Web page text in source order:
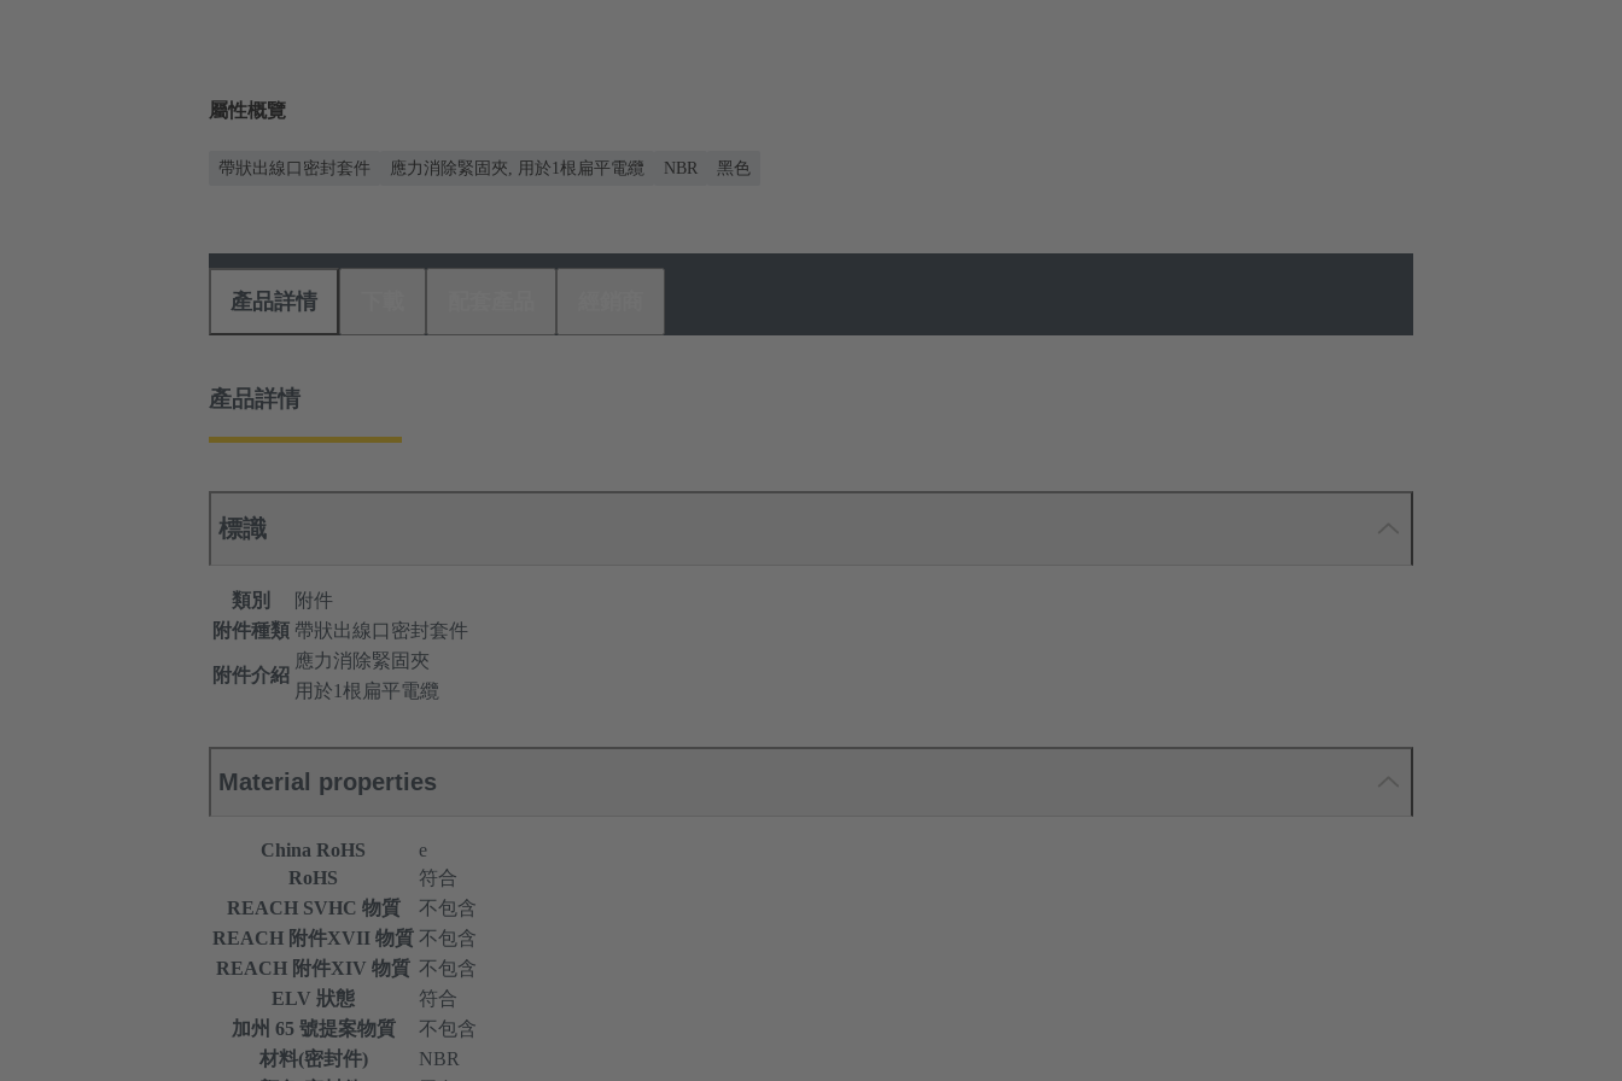
屬性概覽
帶狀出線口密封套件 應力消除緊固夾, 用於1根扁平電纜 NBR 黑色
產品詳情
產品詳情
標識
類別
附件
附件種類 帶狀出線口密封套件
附件介紹
應力消除緊固夾
用於1根扁平電纜
Material properties
China RoHS
e
RoHS
符合
REACH SVHC 物質
不包含
REACH 附件XVII 物質 不包含
REACH 附件XIV 物質 不包含
ELV 狀態
符合
加州 65 號提案物質
不包含
材料(密封件)
NBR